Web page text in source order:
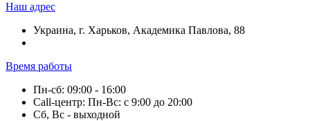
Наш адрес
Украина, г. Харьков, Академика Павлова, 88
Время работы
Пн-сб: 09:00 - 16:00
Call-центр: Пн-Вс: с 9:00 до 20:00
Сб, Вс - выходной